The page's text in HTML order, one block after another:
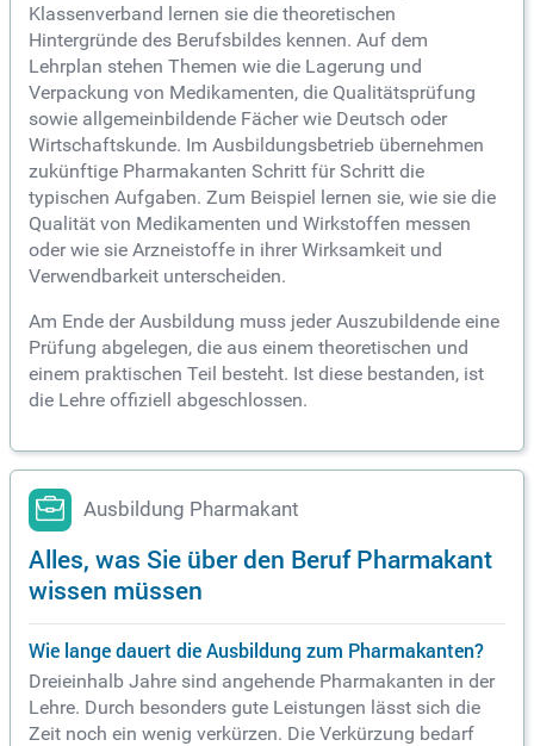
Klassenverband lernen sie die theoretischen
Hintergründe des Berufsbildes kennen. Auf dem
Lehrplan stehen Themen wie die Lagerung und
Verpackung von Medikamenten, die Qualitätsprüfung
sowie allgemeinbildende Fächer wie Deutsch oder
Wirtschaftskunde. Im Ausbildungsbetrieb übernehmen
zukünftige Pharmakanten Schritt für Schritt die
typischen Aufgaben. Zum Beispiel lernen sie, wie sie die
Qualität von Medikamenten und Wirkstoffen messen
oder wie sie Arzneistoffe in ihrer Wirksamkeit und
Verwendbarkeit unterscheiden.
Am Ende der Ausbildung muss jeder Auszubildende eine
Prüfung abgelegen, die aus einem theoretischen und
einem praktischen Teil besteht. Ist diese bestanden, ist
die Lehre offiziell abgeschlossen.
Ausbildung Pharmakant
Alles, was Sie über den Beruf Pharmakant
wissen müssen
Wie lange dauert die Ausbildung zum Pharmakanten?
Dreieinhalb Jahre sind angehende Pharmakanten in der
Lehre. Durch besonders gute Leistungen lässt sich die
Zeit noch ein wenig verkürzen. Die Verkürzung bedarf